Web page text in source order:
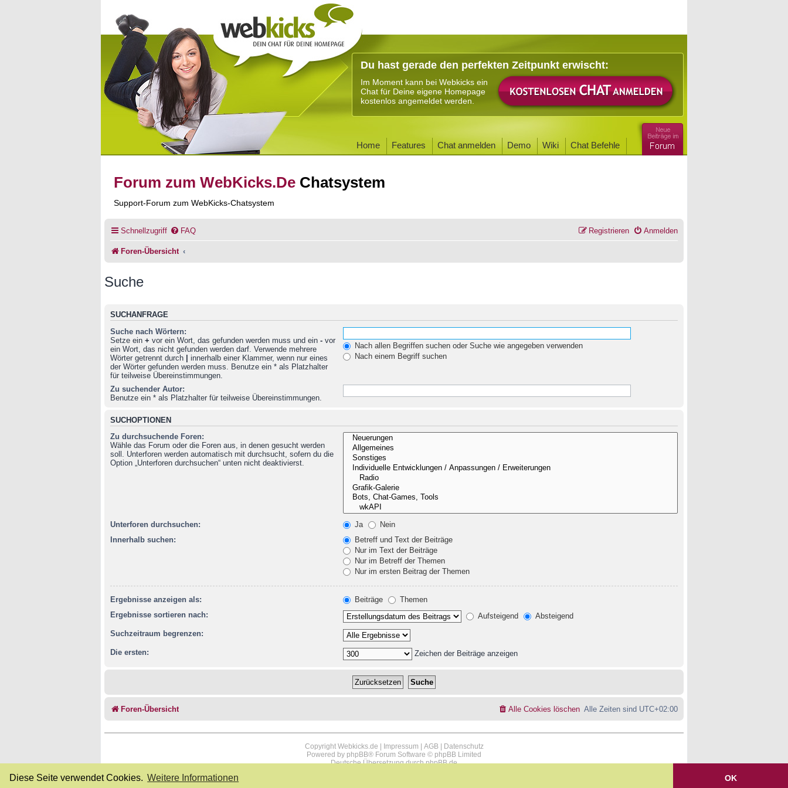
Diese Seite verwendet Cookies. Weitere Informationen OK
Du hast gerade den perfekten Zeitpunkt erwischt:
Im Moment kann bei Webkicks ein
Chat für Deine eigene Homepage
kostenlos angemeldet werden.
Home Features Chat anmelden Demo Wiki Chat Befehle
Forum zum WebKicks.De Chatsystem
Support-Forum zum WebKicks-Chatsystem
Schnellzugriff FAQ Anmelden
Registrieren
Foren-Übersicht
Suche
SUCHANFRAGE
Suche nach Wörtern:
Setze ein + vor ein Wort, das gefunden werden muss und ein - vor
ein Wort, das nicht gefunden werden darf. Verwende mehrere
Wörter getrennt durch
innerhalb einer Klammer, wenn nur eines
der Wörter gefunden werden muss. Benutze ein * als Platzhalter
für teilweise Übereinstimmungen.
Nach allen Begriffen suchen oder Suche wie angegeben verwenden
Nach einem Begriff suchen
Zu suchender Autor:
Benutze ein * als Platzhalter für teilweise Übereinstimmungen.
SUCHOPTIONEN
Zu durchsuchende Foren:
Wähle das Forum oder die Foren aus, in denen gesucht werden
soll. Unterforen werden automatisch mit durchsucht, sofern du die
Option „Unterforen durchsuchen“ unten nicht deaktivierst.
Unterforen durchsuchen: Ja
Nein
Innerhalb suchen:
Betreff und Text der Beiträge
Nur im Text der Beiträge
Nur im Betreff der Themen
Nur im ersten Beitrag der Themen
Ergebnisse anzeigen als: Beiträge
Themen
Ergebnisse sortieren nach:
Aufsteigend Absteigend
Suchzeitraum begrenzen:
Die ersten: Zeichen der Beiträge anzeigen
Foren-Übersicht Alle Zeiten sind UTC+02:00
Alle Cookies löschen
Copyright Webkicks.de | Impressum AGB|
Datenschutz
Powered by phpBB® Forum Software © phpBB Limited
Deutsche Übersetzung durchphpBB.de